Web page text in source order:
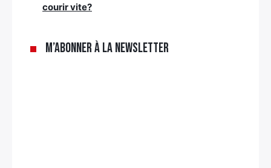
courir vite?
M’abonner à la newsletter